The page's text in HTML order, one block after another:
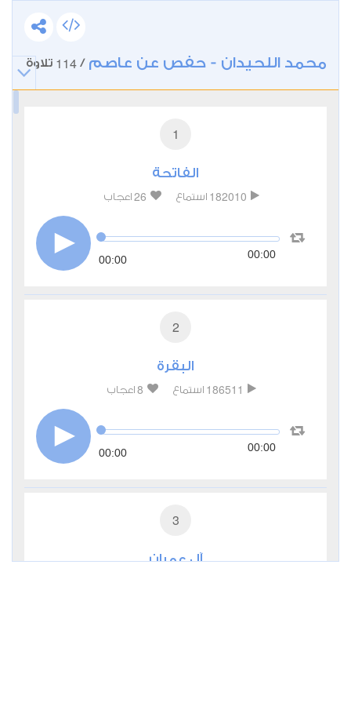
محمد اللحيدان - حفص عن عاصم /
114 تلاوة
1
الفاتحة
182010 استماع 26 اعجاب
00:00 00:00
2
البقرة
186511 استماع 8 اعجاب
00:00 00:00
3
آل عمران